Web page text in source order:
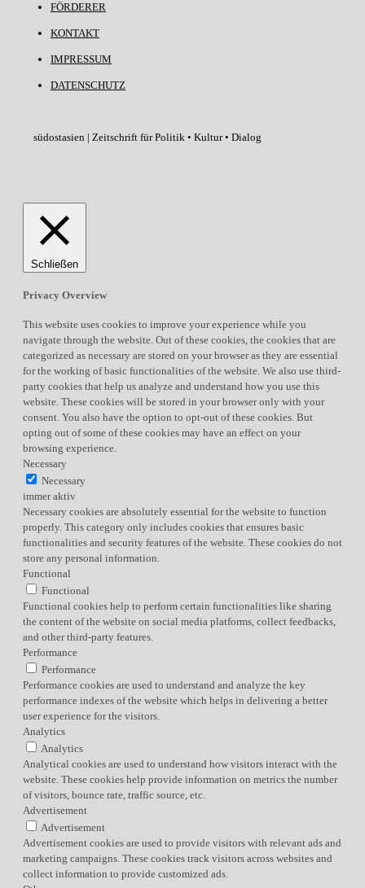
FÖRDERER
KONTAKT
IMPRESSUM
DATENSCHUTZ
südostasien | Zeitschrift für Politik • Kultur • Dialog
Schließen
Privacy Overview
This website uses cookies to improve your experience while you
navigate through the website. Out of these cookies, the cookies that are
categorized as necessary are stored on your browser as they are essential
for the working of basic functionalities of the website. We also use third-
party cookies that help us analyze and understand how you use this
website. These cookies will be stored in your browser only with your
consent. You also have the option to opt-out of these cookies. But
opting out of some of these cookies may have an effect on your
browsing experience.
Necessary
Necessary
immer aktiv
Necessary cookies are absolutely essential for the website to function
properly. This category only includes cookies that ensures basic
functionalities and security features of the website. These cookies do not
store any personal information.
Functional
Functional
Functional cookies help to perform certain functionalities like sharing
the content of the website on social media platforms, collect feedbacks,
and other third-party features.
Performance
Performance
Performance cookies are used to understand and analyze the key
performance indexes of the website which helps in delivering a better
user experience for the visitors.
Analytics
Analytics
Analytical cookies are used to understand how visitors interact with the
website. These cookies help provide information on metrics the number
of visitors, bounce rate, traffic source, etc.
Advertisement
Advertisement
Advertisement cookies are used to provide visitors with relevant ads and
marketing campaigns. These cookies track visitors across websites and
collect information to provide customized ads.